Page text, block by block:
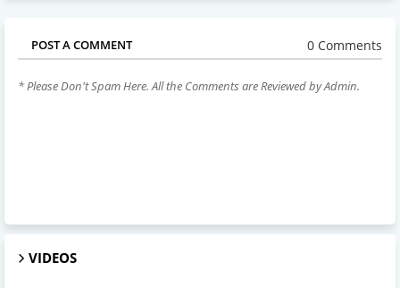
POST A COMMENT 0 Comments
* Please Don't Spam Here. All the Comments are Reviewed by Admin.
VIDEOS